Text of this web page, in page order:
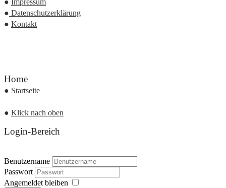
● Datenschutzerklärung
● Kontakt
Home
● Startseite
● Klick nach oben
Login-Bereich
Benutzername
Passwort
Angemeldet bleiben